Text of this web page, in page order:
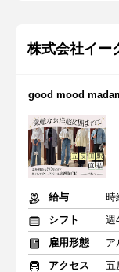
株式会社イー
good mood
給与
シフト
雇用形態
ア
アクセス
五